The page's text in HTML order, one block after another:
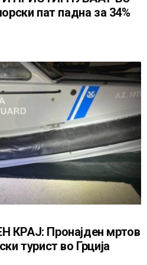
пат падна за 34%
Пронајден мртов
турист во Грција